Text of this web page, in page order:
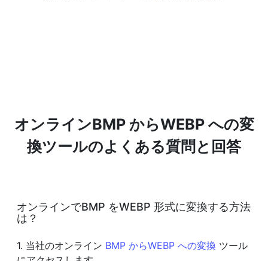
オンラインBMP からWEBP への変
換ツールのよくある質問と回答
オンラインでBMP をWEBP 形式に変換する方法
は？
1. 当社のオンライン BMP からWEBP への変換 ツール